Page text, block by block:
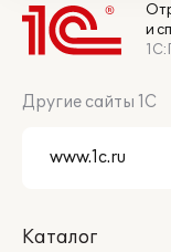
и
Другие сайты 1С
Каталог